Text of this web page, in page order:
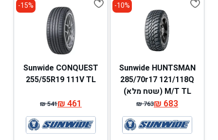
10%-
Sunwide HUNTSMAN
285/70r17 121/118Q
M/T TL (שטח מלא)
₪763
המחיר
המקורי
היה:
₪683 המחיר
הנוכחי
הוא:
15%-
Sunwide CONQUEST
255/55R19 111V TL
₪541
המחיר
המקורי
היה:
₪461 המחיר
הנוכחי
הוא: